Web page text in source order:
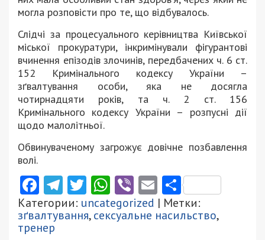
могла розповісти про те, що відбувалось.
Слідчі за процесуального керівництва Київської
міської прокуратури, інкримінували фігурантові
вчинення епізодів злочинів, передбачених ч. 6 ст.
152 Кримінального кодексу України –
зґвалтування особи, яка не досягла
чотирнадцяти років, та ч. 2 ст. 156
Кримінального кодексу України – розпусні дії
щодо малолітньої.
Обвинуваченому загрожує довічне позбавлення
волі.
Facebook
Telegram
Twitter
WhatsApp
ViberEmail
Категории: uncategorized | Метки:
зґвалтування,сексуальне насильство,
тренер